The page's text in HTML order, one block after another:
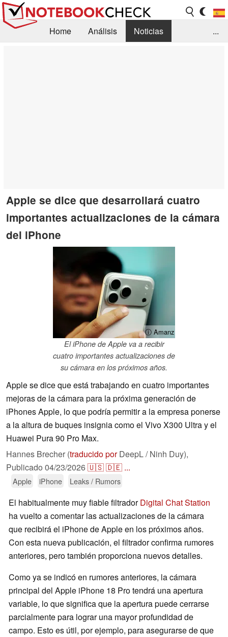
Home Análisis
Noticias
...
Apple se dice que desarrollará cuatro
importantes actualizaciones de la cámara
del iPhone
ⓘ Amanz
El iPhone de Apple va a recibir
cuatro importantes actualizaciones de
su cámara en los próximos años.
Apple se dice que está trabajando en cuatro importantes
mejoras de la cámara para la próxima generación de
iPhones Apple, lo que podría permitir a la empresa ponerse
a la altura de buques insignia como el Vivo X300 Ultra y el
Huawei Pura 90 Pro Max.
Hannes Brecher (traducido porDeepL / Ninh Duy),
Publicado 04/23/2026🇺🇸🇩🇪 ...
Apple iPhone Leaks / Rumors
El habitualmente muy fiable filtradorDigital Chat Station
ha vuelto a comentar las actualizaciones de la cámara
que recibirá el iPhone de Apple en los próximos años.
Con esta nueva publicación, el filtrador confirma rumores
anteriores, pero también proporciona nuevos detalles.
Como ya se indicó en rumores anteriores, la cámara
principal del Apple iPhone 18 Pro tendrá una apertura
variable, lo que significa que la apertura puede cerrarse
parcialmente para lograr una mayor profundidad de
campo. Esto es útil, por ejemplo, para asegurarse de que